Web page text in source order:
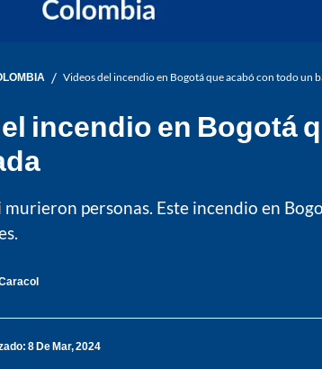
/ Videos del incendio en Bogotá que acabó con todo un
incendio en Bogotá
murieron personas. Este incendio en
8 De Mar, 2024